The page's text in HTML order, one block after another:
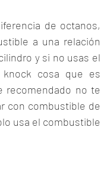
de octanos,
a una relación
y si no usas el
knock cosa que es
recomendado no te
con combustible de
usa el combustible